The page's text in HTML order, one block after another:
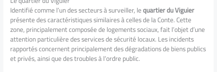
Identifié comme l’un des secteurs à surveiller, lequartier du Viguier
présente des caractéristiques similaires à celles de la Conte. Cette
zone, principalement composée de logements sociaux, fait l’objet d’une
attention particulière des services de sécurité locaux. Les incidents
rapportés concernent principalement des dégradations de biens publics
et privés, ainsi que des troubles à l’ordre public.